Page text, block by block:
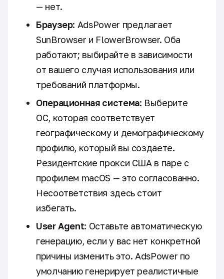
— нет.
Браузер: AdsPower предлагает
SunBrowser и FlowerBrowser. Оба
работают; выбирайте в зависимости
от вашего случая использования или
требований платформы.
Операционная система: Выберите
ОС, которая соответствует
географическому и демографическому
профилю, который вы создаете.
Резидентские прокси США в паре с
профилем macOS — это согласованно.
Несоответствия здесь стоит
избегать.
User Agent: Оставьте автоматическую
генерацию, если у вас нет конкретной
причины изменить это. AdsPower по
умолчанию генерирует реалистичные